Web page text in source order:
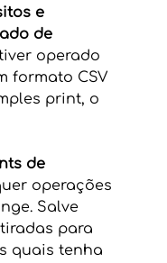
e
de
operado
formato CSV
print, o
de
operações
Salve
para
quais tenha